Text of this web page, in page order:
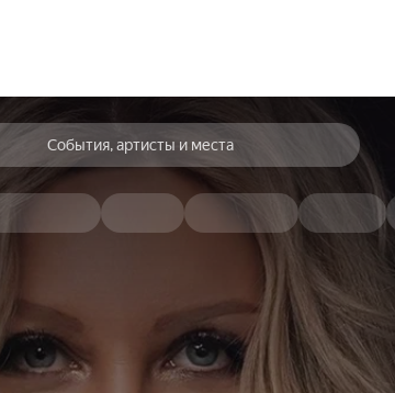
События, артисты и места